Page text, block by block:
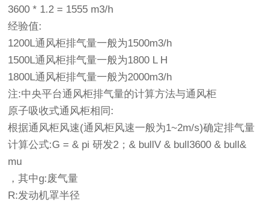
3600 * 1.2 = 1555 m3/h
经验值:
1200L通风柜排气量一般为1500m3/h
1500L通风柜排气量一般为1800 L H
1800L通风柜排气量一般为2000m3/h
注:中央平台通风柜排气量的计算方法与通风柜
原子吸收式通风柜相同:
根据通风柜风速(通风柜风速一般为1~2m/s)确定排气量
计算公式:G = & pi 研发2；& bullV & bull3600 & bull&
mu
，其中g:废气量
R:发动机罩半径